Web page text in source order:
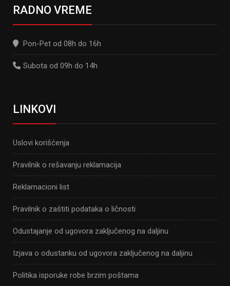
RADNO VREME
Pon-Pet od 08h do 16h
Subota od 09h do 14h
LINKOVI
Uslovi korišćenja
Pravilnik o rešavanju reklamacija
Reklamacioni list
Pravilnik o zaštiti podataka o ličnosti
Odustajanje od ugovora zaključenog na daljinu
Izjava o odustanku od ugovora zaključenog na daljinu
Politika isporuke robe brzim poštama